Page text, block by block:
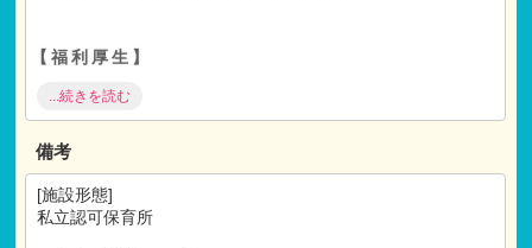
【福利厚生】
〇昇給年1回
〇通勤手当（社内規定あり）
〇自己啓発支援制度
〇スポーツクラブ、レジャー施設、ホテル、映画館等優待あ
り
〇退職金制度（確定拠出年金）
...続きを読む
備考
[施設形態]
私立認可保育所